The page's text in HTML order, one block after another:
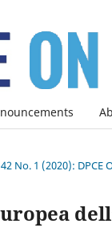
No. 1 (2020): DPCE